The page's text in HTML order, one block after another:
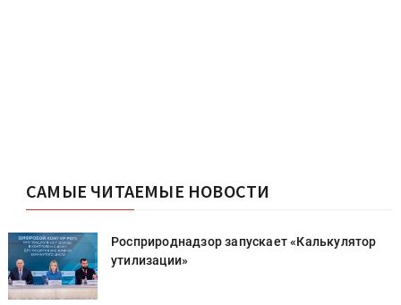
САМЫЕ ЧИТАЕМЫЕ НОВОСТИ
Росприроднадзор запускает «Калькулятор
утилизации»